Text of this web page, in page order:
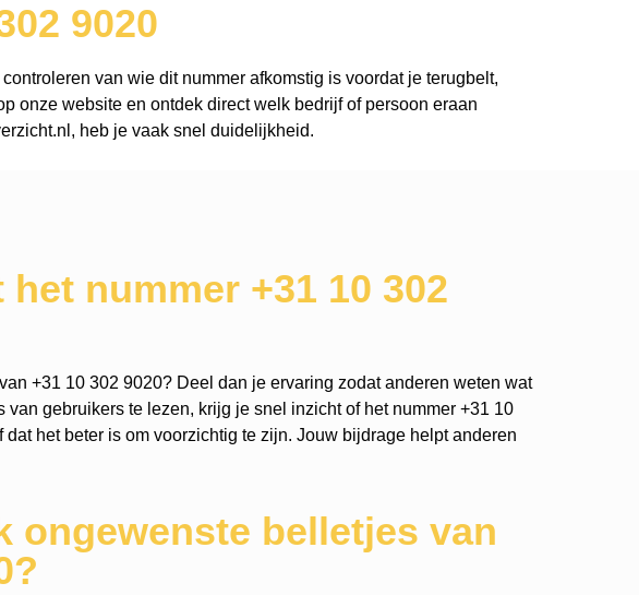
9020
van wie dit nummer afkomstig is voordat je terugbelt,
onze website en ontdek direct welk bedrijf of persoon eraan
heb je vaak snel duidelijkheid.
nummer +31 10 302
+31 10 302 9020? Deel dan je ervaring zodat anderen weten wat
gebruikers te lezen, krijg je snel inzicht of het nummer +31 10
het beter is om voorzichtig te zijn. Jouw bijdrage helpt anderen
ongewenste belletjes van